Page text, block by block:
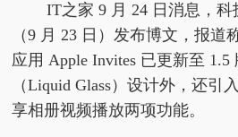
IT之家 9 月 24 日消息，科
（9 月 23 日）发布博文，报
应用 Apple Invites 已更新至
（Liquid Glass）设计外，还引
享相册视频播放两项功能。